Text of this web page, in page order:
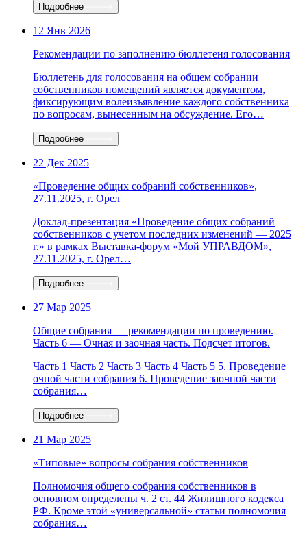
Подробнее
12 Янв 2026
Рекомендации по заполнению бюллетеня голосования
Бюллетень для голосования на общем собрании
собственников помещений является документом,
фиксирующим волеизъявление каждого собственника
по вопросам, вынесенным на обсуждение. Его…
Подробнее
22 Дек 2025
«Проведение общих собраний собственников»,
27.11.2025, г. Орел
Доклад-презентация «Проведение общих собраний
собственников с учетом последних изменений — 2025
г.» в рамках Выставка-форум «Мой УПРАВДОМ»,
27.11.2025, г. Орел…
Подробнее
27 Мар 2025
Общие собрания — рекомендации по проведению.
Часть 6 — Очная и заочная часть. Подсчет итогов.
Часть 1 Часть 2 Часть 3 Часть 4 Часть 5 5. Проведение
очной части собрания 6. Проведение заочной части
собрания…
Подробнее
21 Мар 2025
«Типовые» вопросы собрания собственников
Полномочия общего собрания собственников в
основном определены ч. 2 ст. 44 Жилищного кодекса
РФ. Кроме этой «универсальной» статьи полномочия
собрания…